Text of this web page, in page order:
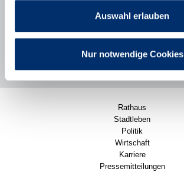
Auswahl erlauben
Nur notwendige Cookies
Zu unseren aktuellen Stellenangeboten
Rathaus
Stadtleben
Politik
Wirtschaft
Karriere
Pressemitteilungen